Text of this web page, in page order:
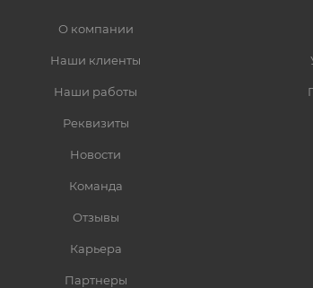
О компании
Наши клиенты
Наши работы
Реквизиты
Новости
Команда
Отзывы
Карьера
Партнеры